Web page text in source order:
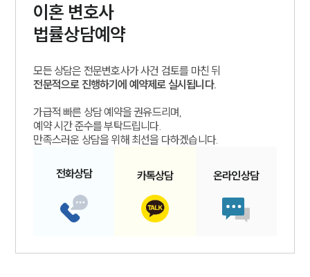
이혼 변호사
법률상담예약
모든 상담은 전문변호사가 사건 검토를 마친 뒤
전문적으로 진행하기에 예약제로 실시됩니다.
가급적 빠른 상담 예약을 권유드리며,
예약 시간 준수를 부탁드립니다.
만족스러운 상담을 위해 최선을 다하겠습니다.
전화상담 카톡상담 온라인상담